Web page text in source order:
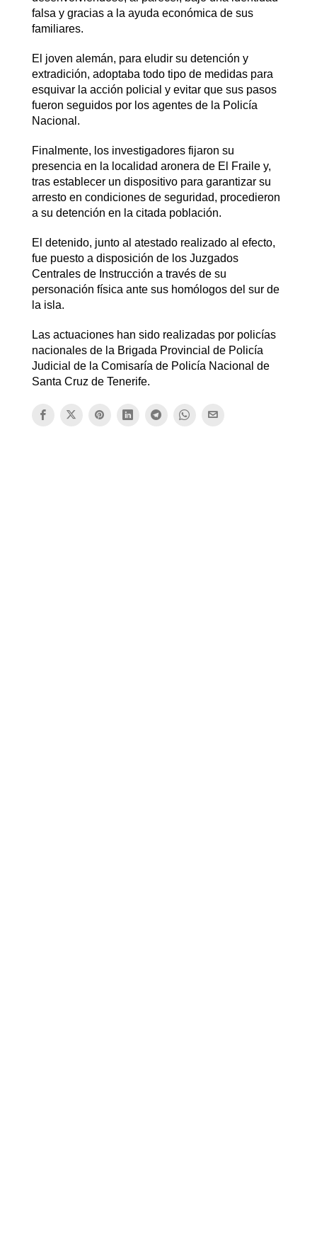
falsa y gracias a la ayuda económica de sus
familiares.
El joven alemán, para eludir su detención y
extradición, adoptaba todo tipo de medidas para
esquivar la acción policial y evitar que sus pasos
fueron seguidos por los agentes de la Policía
Nacional.
Finalmente, los investigadores fijaron su
presencia en la localidad aronera de El Fraile y,
tras establecer un dispositivo para garantizar su
arresto en condiciones de seguridad, procedieron
a su detención en la citada población.
El detenido, junto al atestado realizado al efecto,
fue puesto a disposición de los Juzgados
Centrales de Instrucción a través de su
personación física ante sus homólogos del sur de
la isla.
Las actuaciones han sido realizadas por policías
nacionales de la Brigada Provincial de Policía
Judicial de la Comisaría de Policía Nacional de
Santa Cruz de Tenerife.